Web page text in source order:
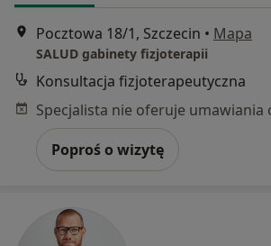
Pocztowa 18/1, Szczecin • Mapa
SALUD gabinety fizjoterapii
Konsultacja fizjoterapeutyczna
Poproś o wizytę